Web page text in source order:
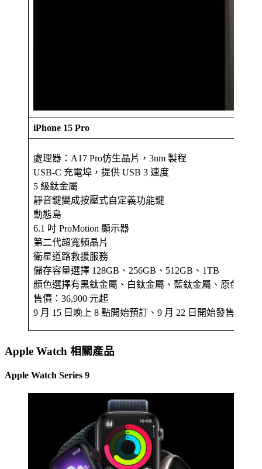
iPhone 15 Pro
處理器：A17 Pro仿生晶片，3nm 製程
USB-C 充電埠，提供 USB 3 速度
5 級鈦金屬
靜音鍵變成按壓式自定義功能鍵
動態島
6.1 吋 ProMotion 顯示器
第二代超寬頻晶片
衛星道路救援服務
儲存容量選擇 128GB、256GB、512GB、1TB
顏色選擇有黑鈦金屬、白鈦金屬、藍鈦金屬、原色鈦金
售價：36,900 元起
9 月 15 日晚上 8 點開始預訂、9 月 22 日開始發售
Apple Watch 相關產品
Apple Watch Series 9